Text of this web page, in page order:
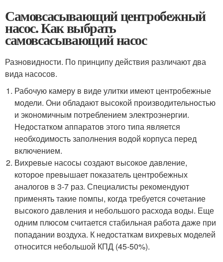
Самовсасывающий центробежный
насос. Как выбрать
самовсасывающий насос
Разновидности. По принципу действия различают два
вида насосов.
Рабочую камеру в виде улитки имеют центробежные
модели. Они обладают высокой производительностью
и экономичным потреблением электроэнергии.
Недостатком аппаратов этого типа является
необходимость заполнения водой корпуса перед
включением.
Вихревые насосы создают высокое давление,
которое превышает показатель центробежных
аналогов в 3-7 раз. Специалисты рекомендуют
применять такие помпы, когда требуется сочетание
высокого давления и небольшого расхода воды. Еще
одним плюсом считается стабильная работа даже при
попадании воздуха. К недостаткам вихревых моделей
относится небольшой КПД (45-50%).